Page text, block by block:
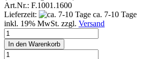
Art.Nr.: F.1001.1600
Lieferzeit:
ca. 7-10 Tage
inkl. 19% MwSt. zzgl. Versand
In den Warenkorb